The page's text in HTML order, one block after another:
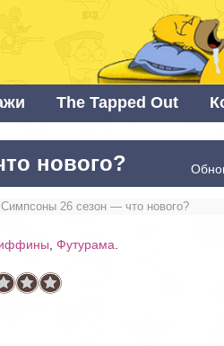
The Tapped Out
нового?
Симпсоны 26 сезон — что нового?
,Футурама